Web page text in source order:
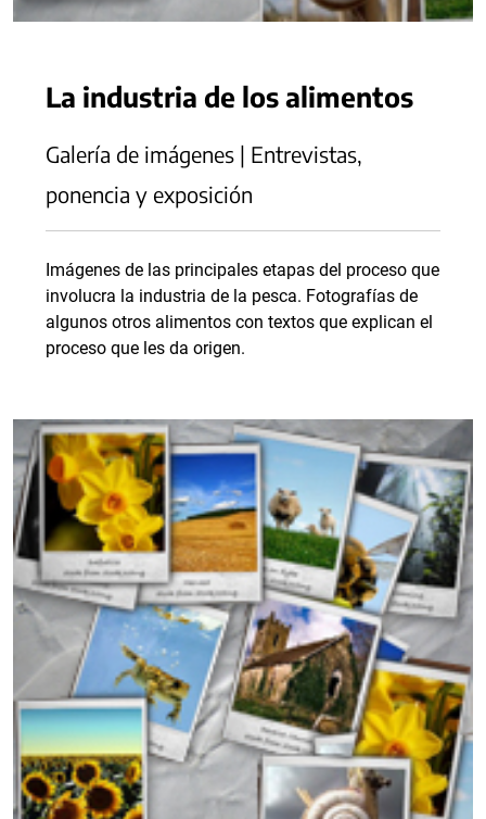
La industria de los alimentos
Galería de imágenes | Entrevistas,
ponencia y exposición
Imágenes de las principales etapas del proceso que
involucra la industria de la pesca. Fotografías de
algunos otros alimentos con textos que explican el
proceso que les da origen.